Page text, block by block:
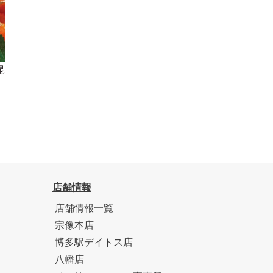
店舗情報
店舗情報一覧
宗像本店
博多駅デイトス店
八幡店